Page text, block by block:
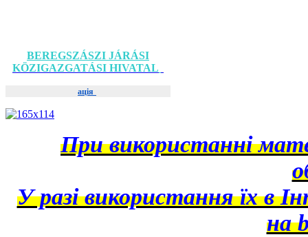
BEREGSZÁSZI JÁRÁSI
KÖZIGAZGATÁSI HIVATAL
ація
При використанні
У разі використання їх в
на